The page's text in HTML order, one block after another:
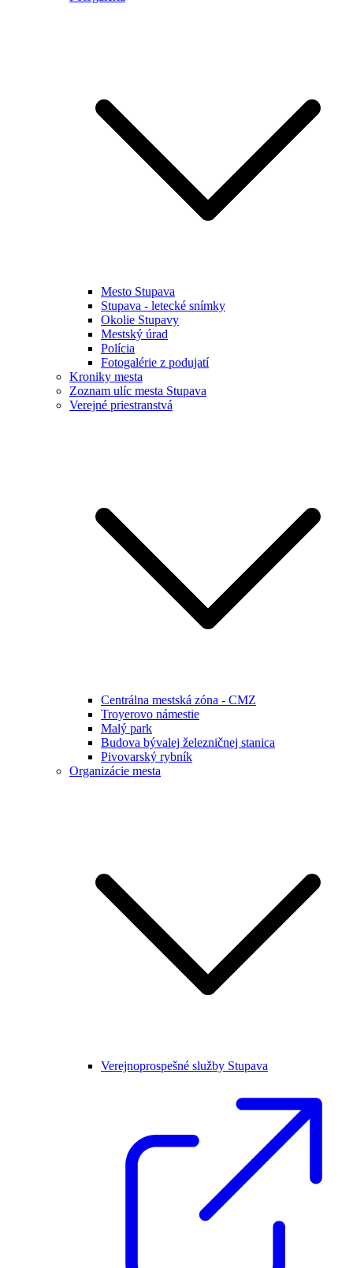
Mesto Stupava
Stupava - letecké snímky
Okolie Stupavy
Mestský úrad
Polícia
Fotogalérie z podujatí
Kroniky mesta
Zoznam ulíc mesta Stupava
Verejné priestranstvá
Centrálna mestská zóna - CMZ
Troyerovo námestie
Malý park
Budova bývalej železničnej stanica
Pivovarský rybník
Organizácie mesta
Verejnoprospešné služby Stupava